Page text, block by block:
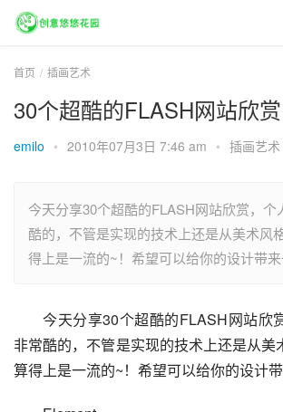
首页 插画艺术
30个超酷的FLASH网站欣赏
emilo • 2010年07月3日 7:46 am • 插画艺术
今天分享30个超酷的FLASH网站欣赏，个
酷的，不管是实现的技术上还是从美术风
得上是一流的~！希望可以给你的设计带来
今天分享30个超酷的FLASH网站欣
非常酷的，不管是实现的技术上还是从美
算得上是一流的~！希望可以给你的设计带